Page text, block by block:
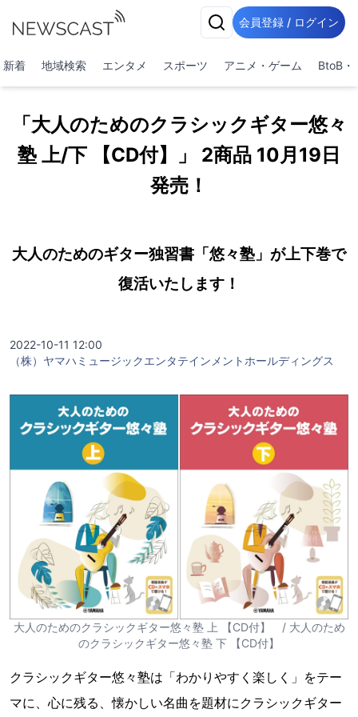
会員登録 / ログイン
新着 地域検索 エンタメ スポーツ アニメ・ゲーム BtoB・
「大人のためのクラシックギター悠々
塾 上/下 【CD付】」 2商品 10月19日
発売！
大人のためのギター独習書「悠々塾」が上下巻で
復活いたします！
2022-10-11 12:00
（株）ヤマハミュージックエンタテインメントホールディングス
大人のためのクラシックギター悠々塾 上 【CD付】 / 大人のため
のクラシックギター悠々塾 下 【CD付】
クラシックギター悠々塾は「わかりやすく楽しく」をテー
マに、心に残る、懐かしい名曲を題材にクラシックギター